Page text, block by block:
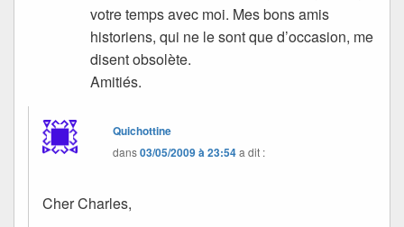
votre temps avec moi. Mes bons amis
historiens, qui ne le sont que d’occasion, me
disent obsolète.
Amitiés.
Quichottine
dans03/05/2009 à 23:54a dit :
Cher Charles,